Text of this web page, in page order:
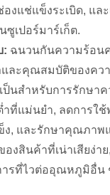
งแช่แข็งระเบิด, แล
ซูเปอร์มาร์เก็ต.
: ฉนวนกันความร้อน
และคุณสมบัติของค
ป็นสำหรับการรักษา
ที่แม่นยำ, ลดการใช้
ง, และรักษาคุณภาพ
งสินค้าที่เน่าเสียง่า
ารที่ไวต่ออุณหภูมิอื่น